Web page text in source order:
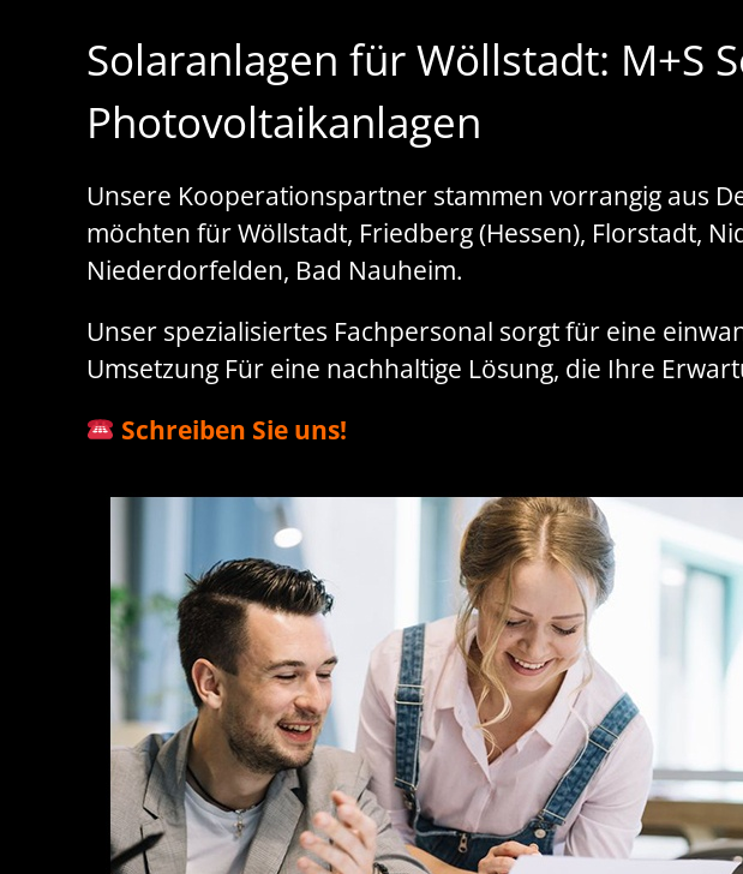
Solaranlagen für Wöllstadt: M+S
Photovoltaikanlagen
Unsere Kooperationspartner stammen vorrangig aus
möchten für Wöllstadt, Friedberg (Hessen), Florstadt,
Niederdorfelden, Bad Nauheim.
Unser spezialisiertes Fachpersonal sorgt für eine
Umsetzung Für eine nachhaltige Lösung, die Ihre
Schreiben Sie uns!